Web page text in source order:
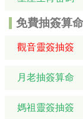
免費抽簽算命
觀音靈簽抽簽
月老抽簽算命
媽祖靈簽抽簽